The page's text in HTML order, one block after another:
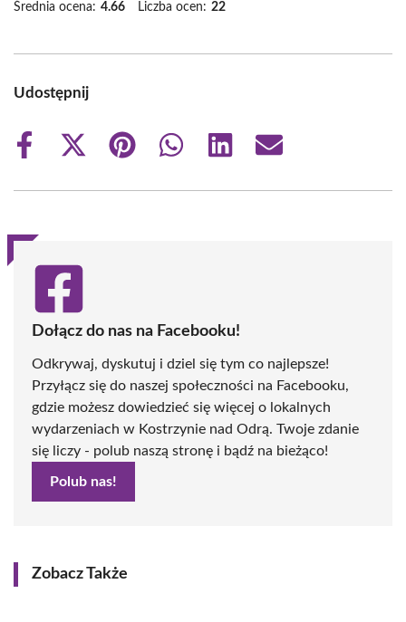
Średnia ocena: 4.66 Liczba ocen: 22
Udostępnij
Share
Share
(Twitter)
Share
Share
Share
Share
Dołącz do nas na Facebooku!
Odkrywaj, dyskutuj i dziel się tym co najlepsze!
Przyłącz się do naszej społeczności na Facebooku,
gdzie możesz dowiedzieć się więcej o lokalnych
wydarzeniach w Kostrzynie nad Odrą. Twoje zdanie
się liczy - polub naszą stronę i bądź na bieżąco!
Polub nas!
Zobacz Także